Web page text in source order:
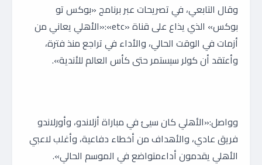
وقال التابعي، في تصريحات عبر برنامج «بوكس تو
بوكس» الذي يذاع على قناة «etc»:«الأهلي يعاني من
أزمات في الوقت الحالي، والأداء في تراجع منذ فترة،
وأعتقد أن كولر سيستمر حتى كأس العالم للأندية».
وواصل:«الأهلي كان سيئ في مباراة أزلاندو، وأورلاندو
فريق عادي، والأهداف من أخطاء دفاعية، وأغلب لاعبي
الأهلي يقدمون أداءمتواضع في الموسم الحالي».